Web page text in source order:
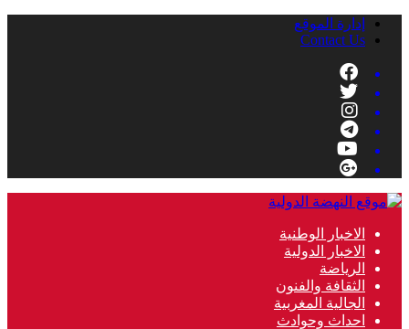
إدارة الموقع
Contact Us
الاخبار الوطنية
الاخبار الدولية
الرياضة
الثقافة والفنون
الجالية المغربية
احداث وحوادث